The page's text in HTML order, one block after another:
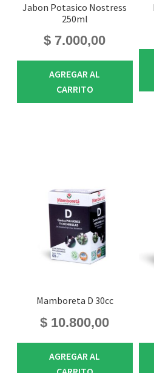
Jabon Potasico Nostress
250ml
$ 7.000,00
AGREGAR AL
CARRITO
Mamboreta D 30cc
$ 10.800,00
AGREGAR AL